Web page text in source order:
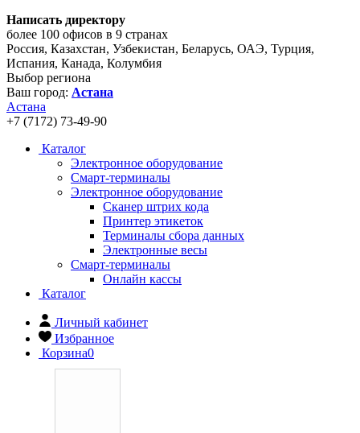
Написать директору
более 100 офисов в 9 странах
Россия, Казахстан, Узбекистан, Беларусь, ОАЭ, Турция,
Испания, Канада, Колумбия
Выбор региона
Ваш город: Астана
Астана
+7 (7172) 73-49-90
Каталог
Электронное оборудование
Смарт-терминалы
Электронное оборудование
Сканер штрих кода
Принтер этикеток
Терминалы сбора данных
Электронные весы
Смарт-терминалы
Онлайн кассы
Каталог
Личный кабинет
Избранное
Корзина0